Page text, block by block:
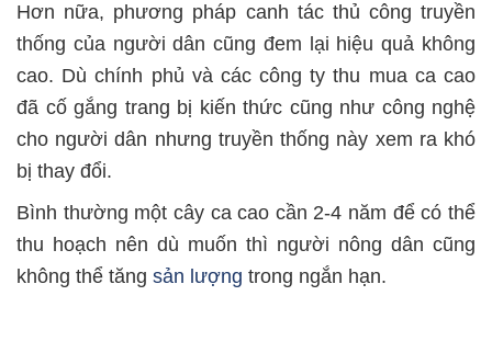
Hơn nữa, phương pháp canh tác thủ công truyền
thống của người dân cũng đem lại hiệu quả không
cao. Dù chính phủ và các công ty thu mua ca cao
đã cố gắng trang bị kiến thức cũng như công nghệ
cho người dân nhưng truyền thống này xem ra khó
bị thay đổi.
Bình thường một cây ca cao cần 2-4 năm để có thể
thu hoạch nên dù muốn thì người nông dân cũng
không thể tăng sản lượng trong ngắn hạn.